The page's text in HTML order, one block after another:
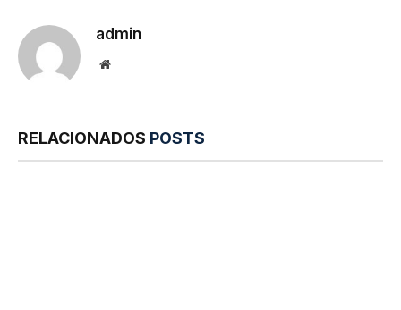
admin
Site
RELACIONADOS POSTS